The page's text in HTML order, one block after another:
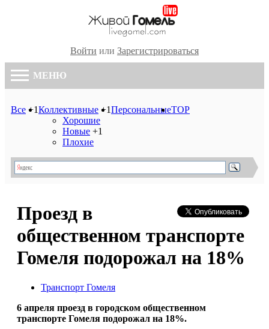
Войти или Зарегистрироваться
МЕНЮ
Все +1Коллективные +1
Хорошие
Новые +1
Плохие
ПерсональныеTOP
Проезд в
общественном транспорте
Гомеля подорожал на 18%
Транспорт Гомеля
6 апреля проезд в городском общественном
транспорте Гомеля подорожал на 18%.